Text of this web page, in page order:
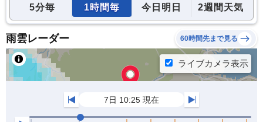
5分毎 1時間毎 今日明日 2週間天気
雨雲レーダー 60時間先まで見る